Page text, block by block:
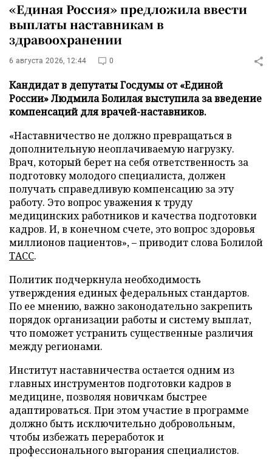
«Единая Россия» предложила ввести
выплаты наставникам в
здравоохранении
6 августа 2026, 12:44 0
Кандидат в депутаты Госдумы от «Единой
России» Людмила Болилая выступила за введение
компенсаций для врачей-наставников.
«Наставничество не должно превращаться в
дополнительную неоплачиваемую нагрузку.
Врач, который берет на себя ответственность за
подготовку молодого специалиста, должен
получать справедливую компенсацию за эту
работу. Это вопрос уважения к труду
медицинских работников и качества подготовки
кадров. И, в конечном счете, это вопрос здоровья
миллионов пациентов», – приводит слова Болилой
ТАСС.
Политик подчеркнула необходимость
утверждения единых федеральных стандартов.
По ее мнению, важно законодательно закрепить
порядок организации работы и систему выплат,
что поможет устранить существенные различия
между регионами.
Институт наставничества остается одним из
главных инструментов подготовки кадров в
медицине, позволяя новичкам быстрее
адаптироваться. При этом участие в программе
должно быть исключительно добровольным,
чтобы избежать переработок и
профессионального выгорания специалистов.